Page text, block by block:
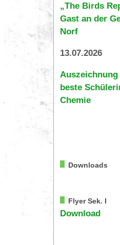
„The Birds
Gast an der
Norf
13.07.2026
beste
Chemie
Downloads
Flyer Sek. I
Download